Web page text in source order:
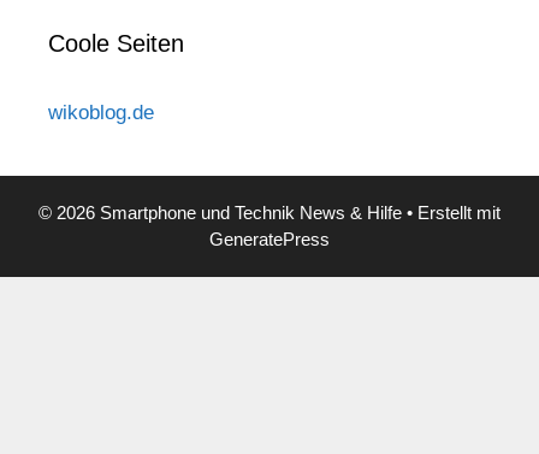
Coole Seiten
wikoblog.de
© 2026 Smartphone und Technik News & Hilfe • Erstellt mit
GeneratePress